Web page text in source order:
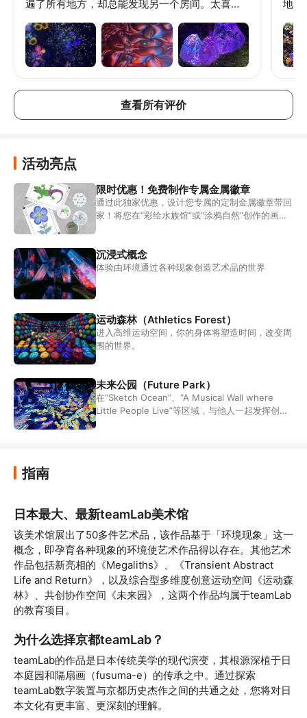
遍了所有地方，却总能发现另一个房间。太喜欢
服务，这样我们就可以像在行星馆那样在这里待
上一整天了。
地方
有的
别是
秀并
加到
查看所有评价
活动亮点
限时优惠！免费制作专属金属徽章
通过此独家优惠，设计您专属的定制金属徽章带回
家！将您在“彩绘水族馆”或“涂鸦自然”创作的画作
沉浸式概念
体验由环境通过各种现象创造艺术品的世界
运动森林（Athletics Forest）
进入高维运动空间，你的身体将塑造时间，改变周
围的世界。
未来公园（Future Park）
在“Sketch Ocean”、“A Musical Wall where
Little People Live”等区域，与他人一起发挥创
指南
日本最大、最新teamLab美术馆
该美术馆展出了50多件艺术品，该作品基于「环境现象」这一
概念，即孕育各种现象的环境使艺术作品得以存在。其他艺术
作品包括新亮相的《Megaliths》、《Transient Abstract
Life and Return》，以及综合型多维度创意运动空间《运动森
林》、共创协作空间《未来园》，这两个作品均属于teamLab
的教育项目。
为什么选择京都teamLab？
teamLab的作品是日本传统美学的现代演变，其根源深植于日
本庭园和隔扇画（fusuma-e）的传承之中。通过探索
teamLab数字装置与京都历史杰作之间的共通之处，您将对日
本文化有更丰富、更深刻的理解。